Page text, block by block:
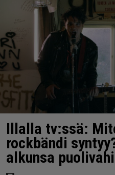
Illalla tv:ssä:
rockbändi
alkunsa